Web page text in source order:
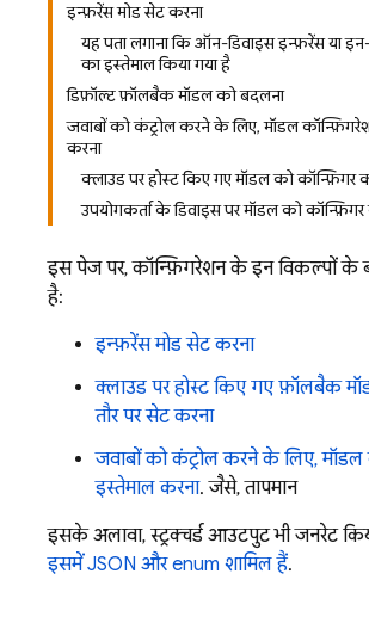
इन्फ़रेंस मोड सेट करना
यह पता लगाना कि ऑन-डिवाइस इन्फ़रेंस या
का इस्तेमाल किया गया है
डिफ़ॉल्ट फ़ॉलबैक मॉडल को बदलना
जवाबों को कंट्रोल करने के लिए, मॉडल
करना
क्लाउड पर होस्ट किए गए मॉडल को कॉन्फ़िगर
उपयोगकर्ता के डिवाइस पर मॉडल को कॉन्फ़िगर
इस पेज पर, कॉन्फ़िगरेशन के इन विकल्पों के
है:
इन्फ़रेंस मोड सेट करना
क्लाउड पर होस्ट किए गए फ़ॉलबैक
तौर पर सेट करना
जवाबों को कंट्रोल करने के लिए,
इस्तेमाल करना. जैसे, तापमान
इसके अलावा, स्ट्रक्चर्ड आउटपुट भी जनरेट
इसमें JSON और enum शामिल हैं.